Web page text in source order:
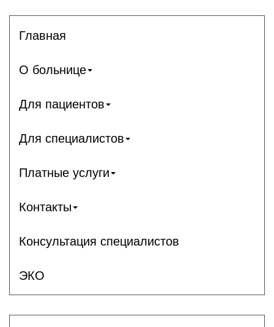
Главная
О больнице
Для пациентов
Для специалистов
Платные услуги
Контакты
Консультация специалистов
ЭКО